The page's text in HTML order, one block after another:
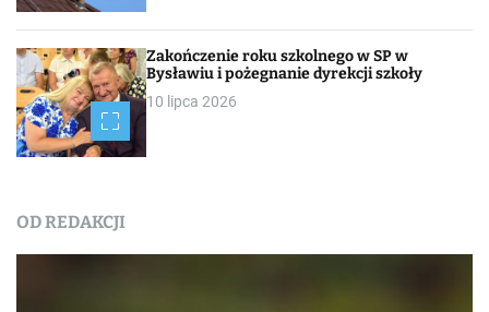
Zakończenie roku szkolnego w SP w
Bysławiu i pożegnanie dyrekcji szkoły
10 lipca 2026
OD REDAKCJI